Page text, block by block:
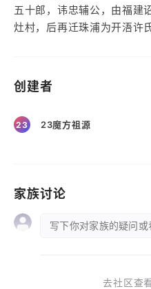
五十郎，讳忠辅公，由福建
灶村，后再迁珠浦为开浯许
创建者
23 23魔方祖源
家族讨论
写下你对家族的疑问
去社区查